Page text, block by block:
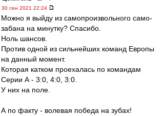
30 сен 2021 22:24
Можно я выйду из самопроизвольного само-
забана на минутку? Спасибо.
Ноль шансов.
Против одной из сильнейших команд Европы
на данный момент.
Которая катком проехалась по командам
Серии А - 3:0, 4:0, 3:0.
У них на поле.
А по факту - волевая победа на зубах!